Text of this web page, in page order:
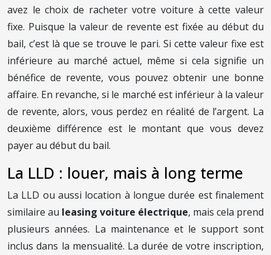
avez le choix de racheter votre voiture à cette valeur
fixe. Puisque la valeur de revente est fixée au début du
bail, c’est là que se trouve le pari. Si cette valeur fixe est
inférieure au marché actuel, même si cela signifie un
bénéfice de revente, vous pouvez obtenir une bonne
affaire. En revanche, si le marché est inférieur à la valeur
de revente, alors, vous perdez en réalité de l’argent. La
deuxième différence est le montant que vous devez
payer au début du bail.
La LLD : louer, mais à long terme
La LLD ou aussi location à longue durée est finalement
similaire au leasing voiture électrique, mais cela prend
plusieurs années. La maintenance et le support sont
inclus dans la mensualité. La durée de votre inscription,